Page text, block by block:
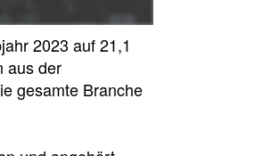
2023 auf 21,1
aus der
gesamte Branche